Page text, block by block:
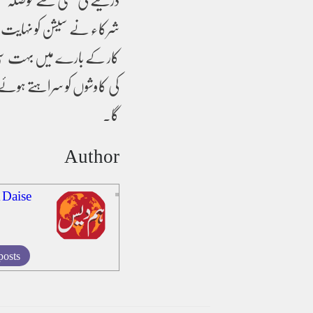
شرکاء نے سیشن کو نہایت
کار کے بارے میں بہت
کی کاوشوں کو سراہتے
گا۔
Author